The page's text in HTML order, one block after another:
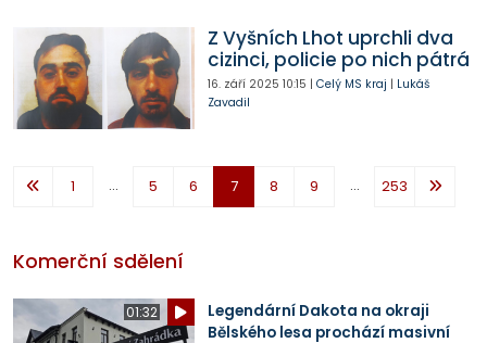
Z Vyšních Lhot uprchli dva
cizinci, policie po nich pátrá
16. září 2025 10:15 | Celý MS kraj | Lukáš
Zavadil
1 ... 5 6 7 8 9 ... 253
Komerční sdělení
01:32
Legendární Dakota na okraji
Bělského lesa prochází masivní